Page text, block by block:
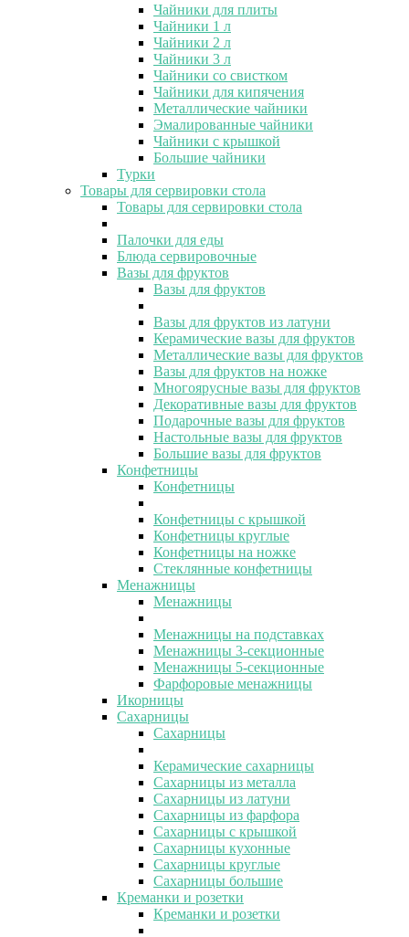
Чайники для плиты
Чайники 1 л
Чайники 2 л
Чайники 3 л
Чайники со свистком
Чайники для кипячения
Металлические чайники
Эмалированные чайники
Чайники с крышкой
Большие чайники
Турки
Товары для сервировки стола
Товары для сервировки стола
Палочки для еды
Блюда сервировочные
Вазы для фруктов
Вазы для фруктов
Вазы для фруктов из латуни
Керамические вазы для фруктов
Металлические вазы для фруктов
Вазы для фруктов на ножке
Многоярусные вазы для фруктов
Декоративные вазы для фруктов
Подарочные вазы для фруктов
Настольные вазы для фруктов
Большие вазы для фруктов
Конфетницы
Конфетницы
Конфетницы с крышкой
Конфетницы круглые
Конфетницы на ножке
Стеклянные конфетницы
Менажницы
Менажницы
Менажницы на подставках
Менажницы 3-секционные
Менажницы 5-секционные
Фарфоровые менажницы
Икорницы
Сахарницы
Сахарницы
Керамические сахарницы
Сахарницы из металла
Сахарницы из латуни
Сахарницы из фарфора
Сахарницы с крышкой
Сахарницы кухонные
Сахарницы круглые
Сахарницы большие
Креманки и розетки
Креманки и розетки